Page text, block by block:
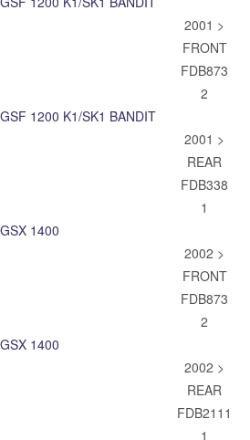
2001 >
FRONT
FDB873
2
GSF 1200 K1/SK1 BANDIT
2001 >
REAR
FDB338
1
GSX 1400
2002 >
FRONT
FDB873
2
GSX 1400
2002 >
REAR
FDB2111
1